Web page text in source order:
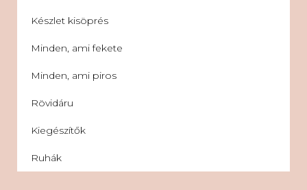
Készlet kisöprés
Minden, ami fekete
Minden, ami piros
Rövidáru
Kiegészítők
Ruhák